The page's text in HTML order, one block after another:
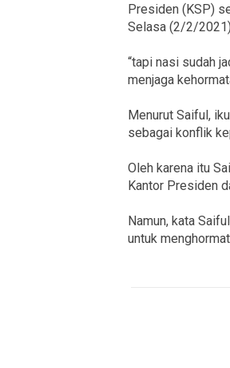
Presiden (KSP)
Selasa (2/2/
“tapi nasi sudah
menjaga
Menurut Saiful,
sebagai konflik
Oleh karena itu
Kantor Presiden
Namun, kata
untuk